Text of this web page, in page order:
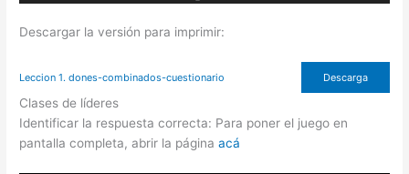
Descargar la versión para imprimir:
Leccion 1. dones-combinados-cuestionario Descarga
Clases de líderes
Identificar la respuesta correcta: Para poner el juego en
pantalla completa, abrir la páginaacá